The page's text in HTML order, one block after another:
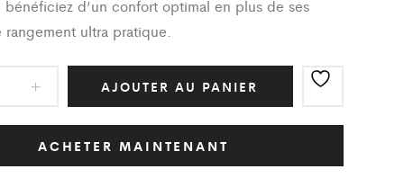
bénéficiez d’un confort optimal en plus de ses
rangement ultra pratique.
AJOUTER AU PANIER
ACHETER MAINTENANT